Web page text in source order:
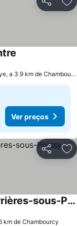
Partilhar
preços
a 3.9 km de
Ver preços
Partilhar
preços
Aparthotel Adagio Access Carrières-sous-Poissy
km de Chambourcy